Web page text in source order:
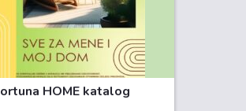
HOME katalog